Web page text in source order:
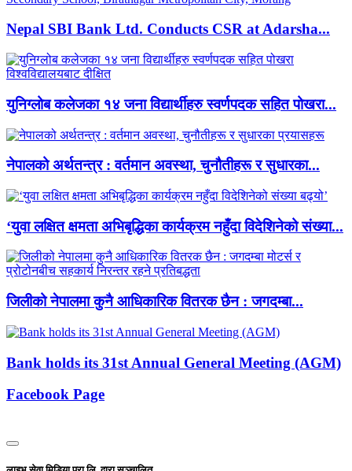
Nepal SBI Bank Ltd. Conducts CSR at Adarsha...
युनिग्लोब कलेजका १४ जना विद्यार्थीहरु स्वर्णपदक सहित पोखरा...
नेपालको अर्थतन्त्र : वर्तमान अवस्था, चुनौतीहरू र सुधारका...
‘युवा लक्षित क्षमता अभिबृद्धिका कार्यक्रम नहुँदा विदेशिनेको संख्या...
जिलीको नेपालमा कुनै आधिकारिक वितरक छैन : जगदम्बा...
Bank holds its 31st Annual General Meeting (AGM)
Facebook Page